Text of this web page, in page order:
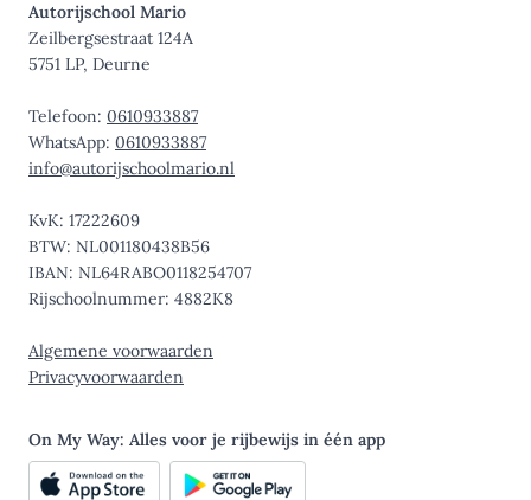
Autorijschool Mario
Zeilbergsestraat 124A
5751 LP, Deurne
Telefoon: 0610933887
WhatsApp: 0610933887
info@autorijschoolmario.nl
KvK: 17222609
BTW: NL001180438B56
IBAN: NL64RABO0118254707
Rijschoolnummer: 4882K8
Algemene voorwaarden
Privacyvoorwaarden
On My Way: Alles voor je rijbewijs in één app